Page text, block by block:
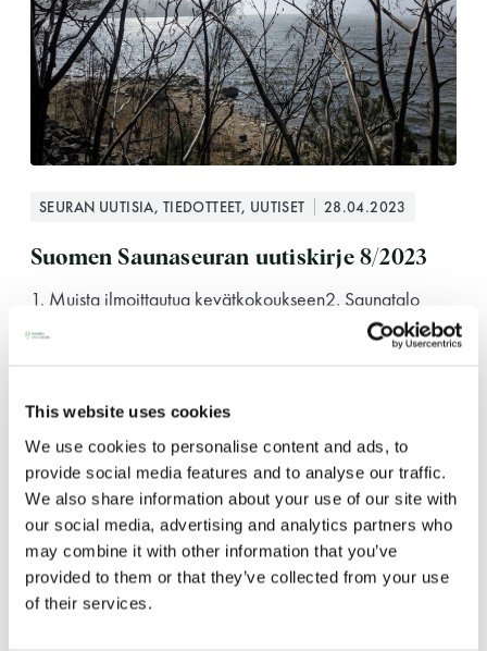
This website uses cookies
We use cookies to personalise content and ads, to
provide social media features and to analyse our traffic.
We also share information about your use of our site with
our social media, advertising and analytics partners who
may combine it with other information that you’ve
provided to them or that they’ve collected from your use
of their services.
Suomen Saunaseura ry
Vaskiniementie 10, 00200 Helsinki
Kahvio/kassa 050 372 4167
(saunojen aukioloaikana)
Y-tunnus: 0116872-9
Tietosuojaseloste
Suomen Saunaseura vaalii perinteisiä, kohteliaita
saunomistapoja, joiden perustana on toisten
saunarauhan kunnioittaminen. Seura vaalii
saunakulttuuria ja pyrkii kehittämään suomalaista
saunaa ja edistämään sitä koskevaa tutkimusta.
SEURAN UUTISIA, TIEDOTTEET, UUTISET 28.04.2023
Suomen Saunaseuran uutiskirje 8/2023
1. Muista ilmoittautua kevätkokoukseen2. Saunatalo
avoinna normaalisti 1.5.3. Mobiilisauna käyttöön 3.5.4.